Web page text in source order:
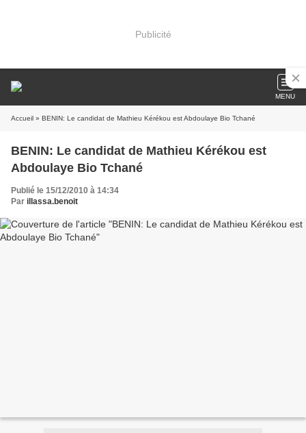
Publicité
MENU
Accueil » BENIN: Le candidat de Mathieu Kérékou est Abdoulaye Bio Tchané
BENIN: Le candidat de Mathieu Kérékou est
Abdoulaye Bio Tchané
Publié le 15/12/2010 à 14:34
Par illassa.benoit